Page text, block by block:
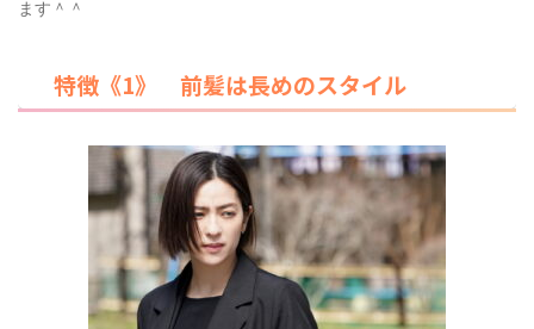
ます＾＾
特徴《1》 前髪は長めのスタイル